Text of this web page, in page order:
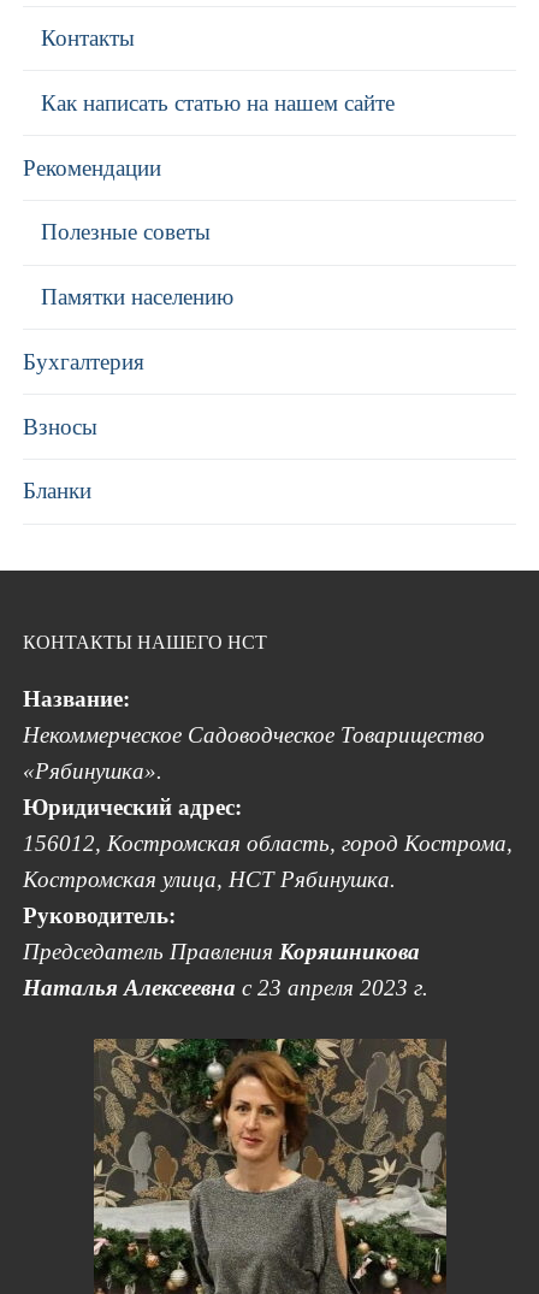
Контакты
Как написать статью на нашем сайте
Рекомендации
Полезные советы
Памятки населению
Бухгалтерия
Взносы
Бланки
КОНТАКТЫ НАШЕГО НСТ
Название:
Некоммерческое Садоводческое Товарищество
«Рябинушка».
Юридический адрес:
156012, Костромская область, город Кострома,
Костромская улица, НСТ Рябинушка.
Руководитель:
Председатель Правления Коряшникова
Наталья Алексеевна с 23 апреля 2023 г.